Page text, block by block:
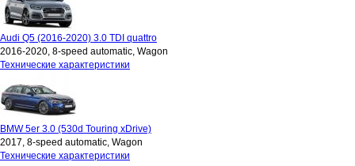
Audi Q5 (2016-2020) 3.0 TDI quattro
2016-2020, 8-speed automatic, Wagon
Технические характеристики
BMW 5er 3.0 (530d Touring xDrive)
2017, 8-speed automatic, Wagon
Технические характеристики